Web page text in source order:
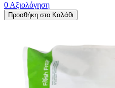
0 Αξιολόγηση
Προσθήκη στο Καλάθι